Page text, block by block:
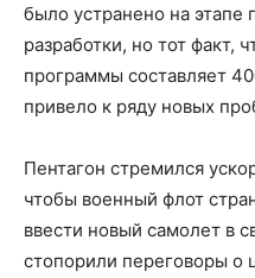
было устранено на этапе
разработки, но тот факт,
программы составляет
привело к ряду новых
Пентагон стремился
чтобы военный флот
ввести новый самолет в
стопорили переговоры о